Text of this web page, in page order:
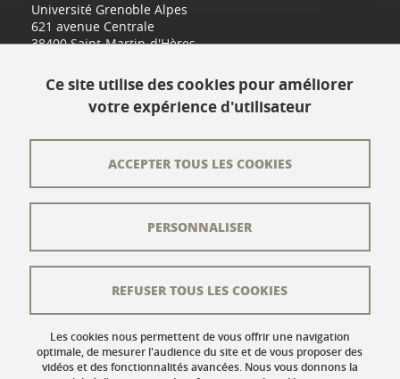
Université Grenoble Alpes
621 avenue Centrale
38400 Saint-Martin-d'Hères
L'équipe éditoriale
Crédits
Mentions légales
Données personnelles
Gestion des cookies
Ce site utilise des cookies pour améliorer
votre expérience d'utilisateur
Les cookies nous permettent de vous offrir une navigation
optimale, de mesurer l'audience du site et de vous proposer des
vidéos et des fonctionnalités avancées. Nous vous donnons la
ACCEPTER TOUS LES COOKIES
REFUSER TOUS LES COOKIES
PERSONNALISER